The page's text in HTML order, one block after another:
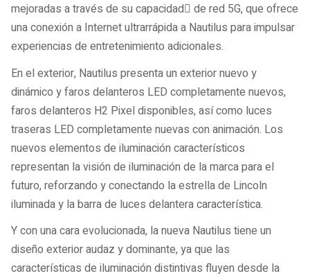
mejoradas a través de su capacidad de red 5G, que ofrece
una conexión a Internet ultrarrápida a Nautilus para impulsar
experiencias de entretenimiento adicionales.
En el exterior, Nautilus presenta un exterior nuevo y
dinámico y faros delanteros LED completamente nuevos,
faros delanteros H2 Pixel disponibles, así como luces
traseras LED completamente nuevas con animación. Los
nuevos elementos de iluminación característicos
representan la visión de iluminación de la marca para el
futuro, reforzando y conectando la estrella de Lincoln
iluminada y la barra de luces delantera característica.
Y con una cara evolucionada, la nueva Nautilus tiene un
diseño exterior audaz y dominante, ya que las
características de iluminación distintivas fluyen desde la